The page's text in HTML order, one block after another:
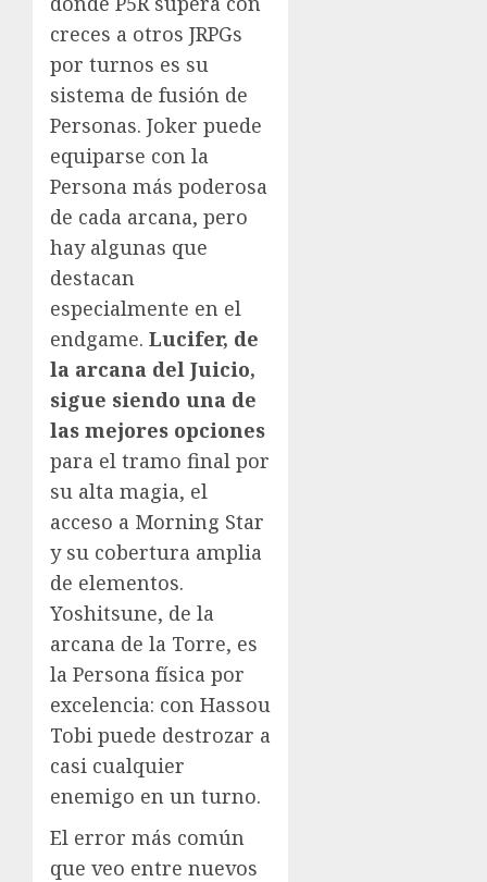
creces a otros JRPGs
por turnos es su
sistema de fusión de
Personas. Joker puede
equiparse con la
Persona más poderosa
de cada arcana, pero
hay algunas que
destacan
especialmente en el
endgame. Lucifer, de
la arcana del Juicio,
sigue siendo una de
las mejores opciones
para el tramo final por
su alta magia, el
acceso a Morning Star
y su cobertura amplia
de elementos.
Yoshitsune, de la
arcana de la Torre, es
la Persona física por
excelencia: con Hassou
Tobi puede destrozar a
casi cualquier
enemigo en un turno.
El error más común
que veo entre nuevos